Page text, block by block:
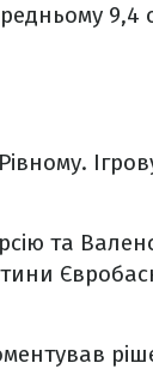
9,4
та